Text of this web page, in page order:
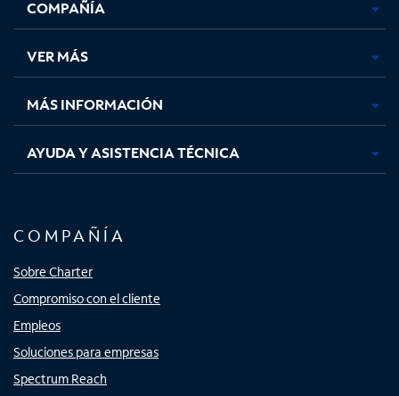
abre
en
pestaña
nueva
abre
en
pestaña
nueva
abre
en
pestaña
nueva
en
nueva
COMPAÑÍA
VER MÁS
MÁS INFORMACIÓN
AYUDA Y ASISTENCIA TÉCNICA
COMPAÑÍA
Sobre Charter
Compromiso con el cliente
Empleos
Soluciones para empresas
Spectrum Reach